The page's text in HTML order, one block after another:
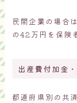
民間企業の場合
の42万円を保険
出産費付加金
都道府県別の共